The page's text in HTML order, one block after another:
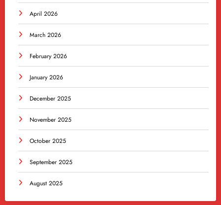
April 2026
March 2026
February 2026
January 2026
December 2025
November 2025
October 2025
September 2025
August 2025